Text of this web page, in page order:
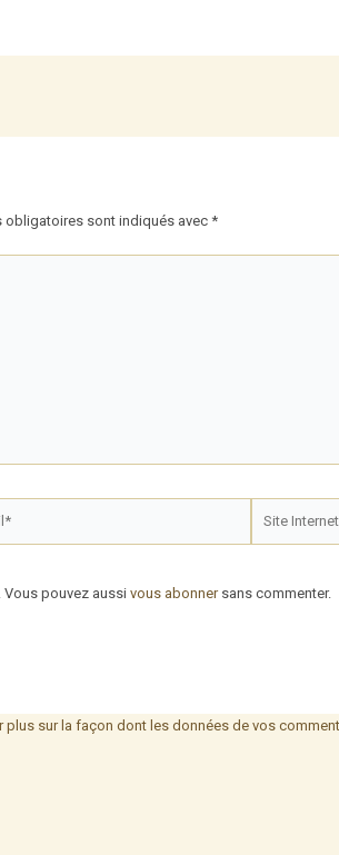
obligatoires sont indiqués avec *
Internet
Vous pouvez aussi vous abonnersans commenter.
plus sur la façon dont les données de vos